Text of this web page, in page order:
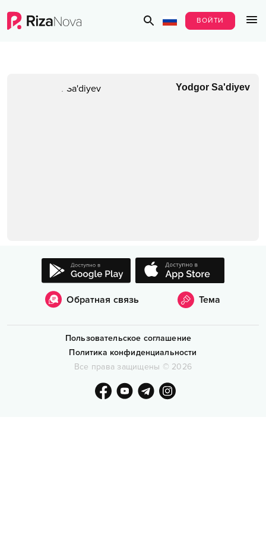
ВОЙТИ
Yodgor Sa'diyev
Обратная связь Тема
Пользовательское соглашение
Политика конфиденциальности
Все права защищены © 2026